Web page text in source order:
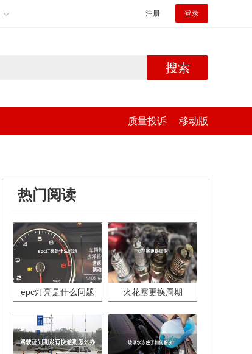
注册 登录
搜索
质量投诉 移动版
热门阅读
epc灯亮是什么问题 火花塞更换周期